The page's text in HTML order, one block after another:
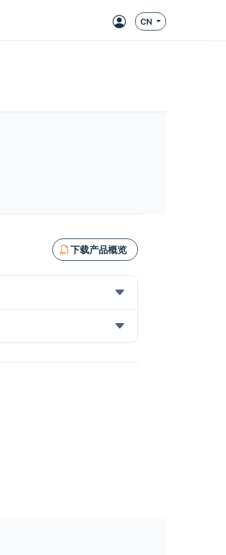
CN
下载产品概览